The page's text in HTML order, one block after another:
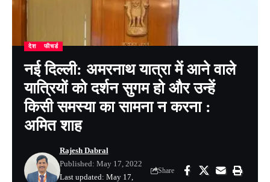
देश फीचर्ड
नई दिल्ली: अमरनाथ यात्रा में आने वाले
यात्रियों को दर्शन सुगम हो और उन्हें
किसी समस्या का सामना न करना :
अमित शाह
Last updated: May 17,
Rajesh Dabral
Published: May 17, 2022
Share